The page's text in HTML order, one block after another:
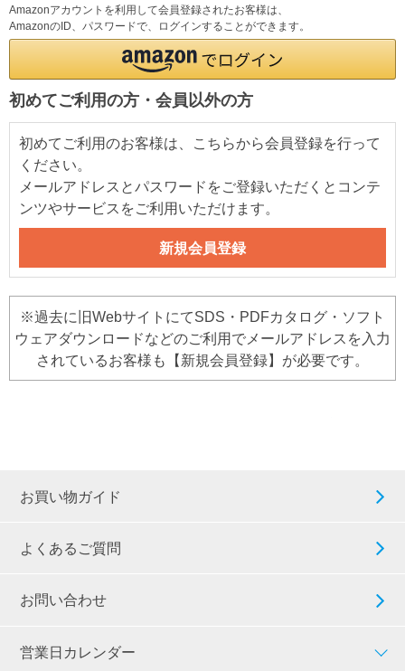
Amazonアカウントを利用して会員登録されたお客様は、
AmazonのID、パスワードで、ログインすることができます。
初めてご利用の方・会員以外の方
初めてご利用のお客様は、こちらから会員登録を行って
ください。
メールアドレスとパスワードをご登録いただくとコンテ
ンツやサービスをご利用いただけます。
※過去に旧WebサイトにてSDS・PDFカタログ・ソフト
ウェアダウンロードなどのご利用でメールアドレスを入力
されているお客様も【新規会員登録】が必要です。
お買い物ガイド
よくあるご質問
お問い合わせ
営業日カレンダー